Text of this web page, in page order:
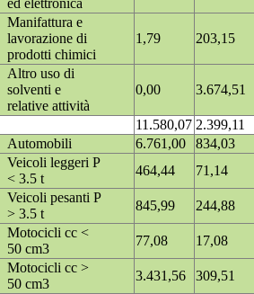
ed elettronica
Manifattura e
lavorazione di
prodotti chimici
1,79 203,15
Altro uso di
solventi e
relative attività
0,00 3.674,51
11.580,07 2.399,11
Automobili
6.761,00
834,03
Veicoli leggeri P
< 3.5 t
464,44
71,14
Veicoli pesanti P
> 3.5 t
845,99
244,88
Motocicli cc <
50 cm3
77,08
17,08
Motocicli cc >
50 cm3
3.431,56
309,51